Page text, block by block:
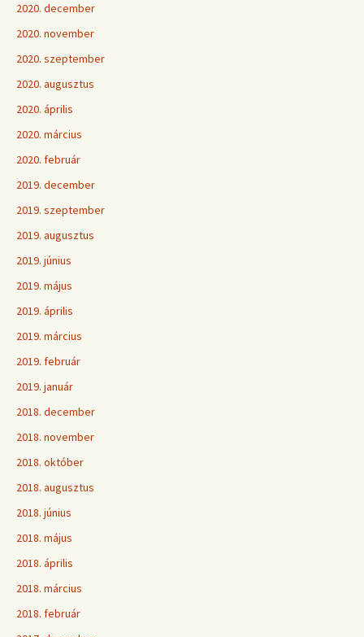
2020. december
2020. november
2020. szeptember
2020. augusztus
2020. április
2020. március
2020. február
2019. december
2019. szeptember
2019. augusztus
2019. június
2019. május
2019. április
2019. március
2019. február
2019. január
2018. december
2018. november
2018. október
2018. augusztus
2018. június
2018. május
2018. április
2018. március
2018. február